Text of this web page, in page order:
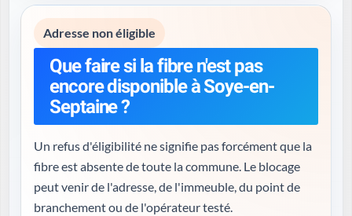
Adresse non éligible
Que faire si la fibre n'est pas
encore disponible à Soye-en-
Septaine ?
Un refus d'éligibilité ne signifie pas forcément que la
fibre est absente de toute la commune. Le blocage
peut venir de l'adresse, de l'immeuble, du point de
branchement ou de l'opérateur testé.